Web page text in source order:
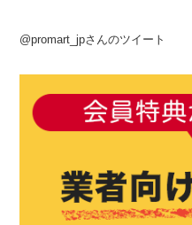
@promart_jpさんのツイート